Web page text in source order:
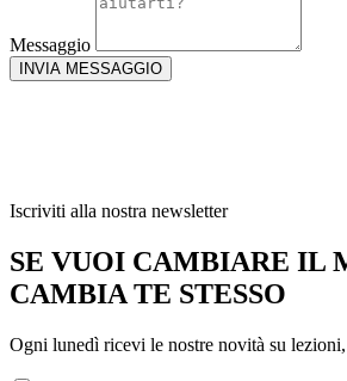
Messaggio
INVIA MESSAGGIO
Iscriviti alla nostra newsletter
SE VUOI CAMBIARE IL
CAMBIA TE STESSO
Ogni lunedì ricevi le nostre novità su